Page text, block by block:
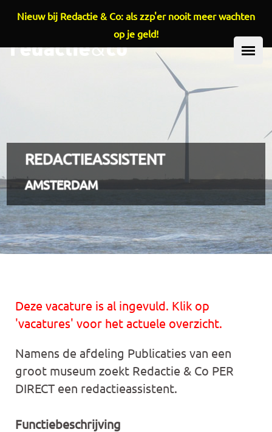
Overslaan en naar de inhoud gaan
REDACTIEASSISTENT
AMSTERDAM
Deze vacature is al ingevuld. Klik op
'vacatures' voor het actuele overzicht.
Namens de afdeling Publicaties van een
groot museum zoekt Redactie & Co PER
DIRECT een redactieassistent.
Functiebeschrijving
Nieuw bij Redactie & Co: als zzp'er nooit meer wachten
op je geld!